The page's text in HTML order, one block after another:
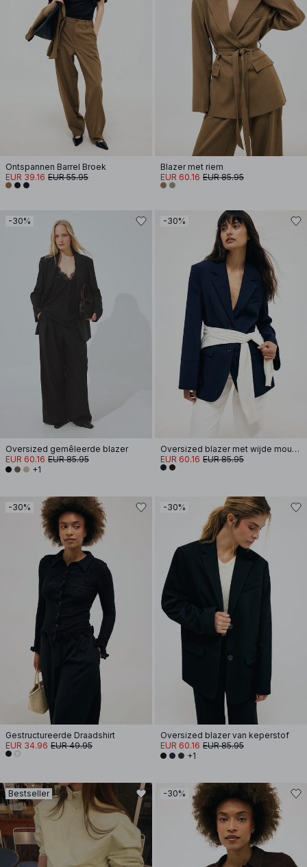
Ontspannen Barrel Broek
EUR 39.16 EUR 55.95
Blazer met riem
EUR 60.16 EUR 85.95
-30%
Oversized gemêleerde blazer
EUR 60.16 EUR 85.95
+1
-30%
Oversized blazer met wijde mouwen
EUR 60.16 EUR 85.95
-30%
Gestructureerde Draadshirt
EUR 34.96 EUR 49.95
-30%
Oversized blazer van keperstof
EUR 60.16 EUR 85.95
+1
Bestseller -30%